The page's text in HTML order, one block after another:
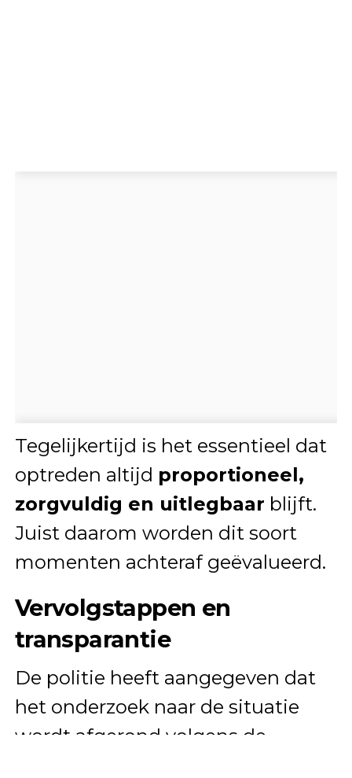
Tegelijkertijd is het essentieel dat
optreden altijd proportioneel,
zorgvuldig en uitlegbaar blijft.
Juist daarom worden dit soort
momenten achteraf geëvalueerd.
Vervolgstappen en
transparantie
De politie heeft aangegeven dat
het onderzoek naar de situatie
wordt afgerond volgens de